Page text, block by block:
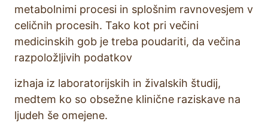
metabolnimi procesi in splošnim ravnovesjem v
celičnih procesih. Tako kot pri večini
medicinskih gob je treba poudariti, da večina
razpoložljivih podatkov
izhaja iz laboratorijskih in živalskih študij,
medtem ko so obsežne klinične raziskave na
ljudeh še omejene.